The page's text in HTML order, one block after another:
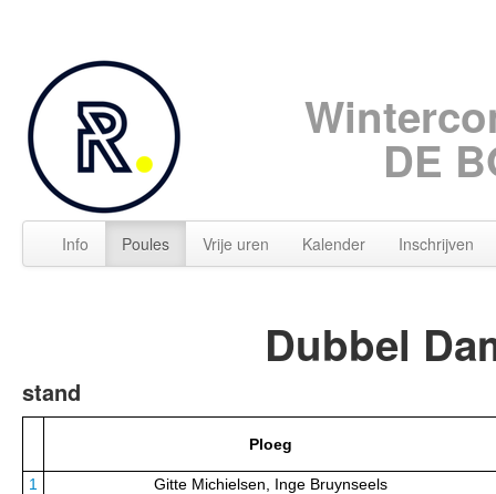
DE
Info Poules Vrije uren Kalender Inschrijven
Dubbel
stand
Ploeg
1
Gitte Michielsen, Inge Bruynseels